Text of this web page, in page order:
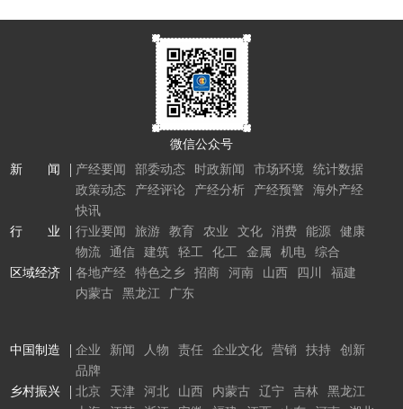
微信公众号
新 闻
产经要闻 部委动态 时政新闻 市场环境
统计数据
政策动态
产经评论 产经分析 产经预警
海外产经
快讯
行 业
行业要闻 旅游 教育 农业 文化 消费 能源
健康
物流
通信 建筑 轻工 化工 金属 机电
综合
区域经济
各地产经 特色之乡 招商 河南 山西 四川
福建
内蒙古
黑龙江 广东
中国制造 企业 新闻 人物 责任 企业文化 营销 扶持
创新
品牌
乡村振兴
北京 天津 河北 山西 内蒙古 辽宁 吉林
黑龙江